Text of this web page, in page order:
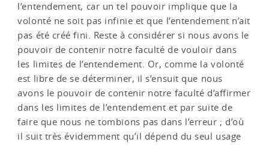
l’entendement, car un tel pouvoir implique que la
volonté ne soit pas infinie et que l’entendement n’ait
pas été créé fini. Reste à considérer si nous avons le
pouvoir de contenir notre faculté de vouloir dans
les limites de l’entendement. Or, comme la volonté
est libre de se déterminer, il s’ensuit que nous
avons le pouvoir de contenir notre faculté d’affirmer
dans les limites de l’entendement et par suite de
faire que nous ne tombions pas dans l’erreur ; d’où
il suit très évidemment qu’il dépend du seul usage